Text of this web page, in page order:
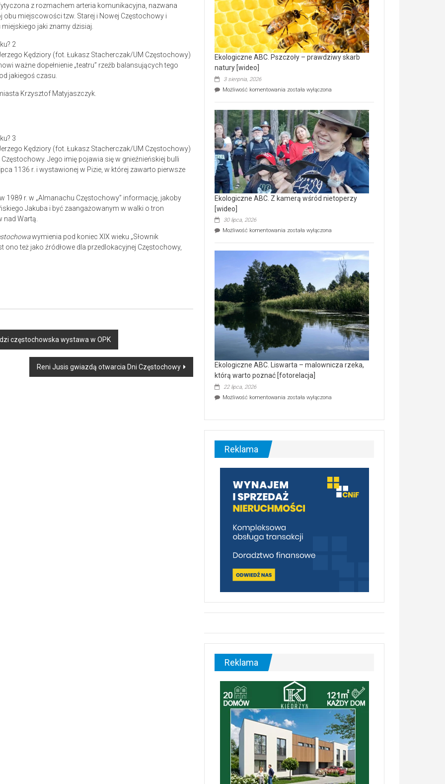
z rozmachem arteria komunikacyjna, nazwana
obu miejscowości tzw. Starej i Nowej Częstochowy i
jaki znamy dzisiaj.
Kędziory (fot. Łukasz Stacherczak/UM Częstochowy)
ważne dopełnienie „teatru” rzeźb balansujących tego
jakiegoś czasu.
Krzysztof Matyjaszczyk.
Kędziory (fot. Łukasz Stacherczak/UM Częstochowy)
Jego imię pojawia się w gnieźnieńskiej bulli
1136 r. i wystawionej w Pizie, w której zawarto pierwsze
1989 r. w „Almanachu Częstochowy” informację, jakoby
Jakuba i być zaangażowanym w walki o tron
nad Wartą.
wymienia pod koniec XIX wieku „Słownik
ono też jako źródłowe dla przedlokacyjnej Częstochowy,
częstochowska wystawa w OPK
Reni Jusis gwiazdą otwarcia Dni Częstochowy
ponad
15,6
mln
na
modernizację
oczyszczalni
ścieków
[wideo]
Ekologiczne ABC. Pszczoły – prawdziwy skarb
natury [wideo]
3 sierpnia, 2026
Możliwość komentowania Ekologiczne
–
prawdziwy
skarb
natury
[wideo]
została wyłączona
Ekologiczne ABC. Z kamerą wśród nietoperzy
[wideo]
30 lipca, 2026
Możliwość komentowania Ekologiczne
wśród
nietoperzy
[wideo]
została wyłączona
Ekologiczne ABC. Liswarta – malownicza rzeka,
którą warto poznać [fotorelacja]
22 lipca, 2026
Możliwość komentowania Ekologiczne
–
malownicza
[fotorelacja]
została wyłączona
Reklama
Reklama